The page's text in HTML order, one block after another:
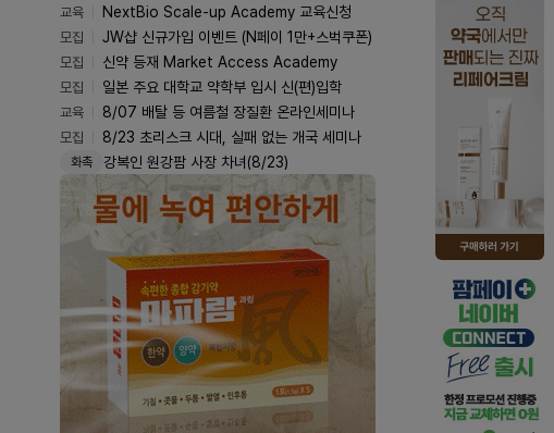
교육
NextBio Scale-up Academy 교육신청
모집
JW샵 신규가입 이벤트 (N페이 1만+스벅쿠폰)
모집
신약 등재 Market Access Academy
모집
일본 주요 대학교 약학부 입시 신(편)입학
교육
8/07 배탈 등 여름철 장질환 온라인세미나
모집
8/23 초리스크 시대, 실패 없는 개국 세미나
화촉 강복인 원강팜 사장 차녀(8/23)